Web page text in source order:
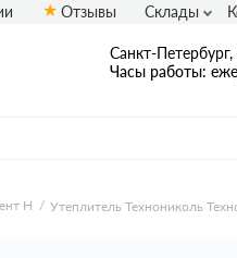
Санкт-
Часы работы:
Отзывы Склады
Н Утеплитель Технониколь